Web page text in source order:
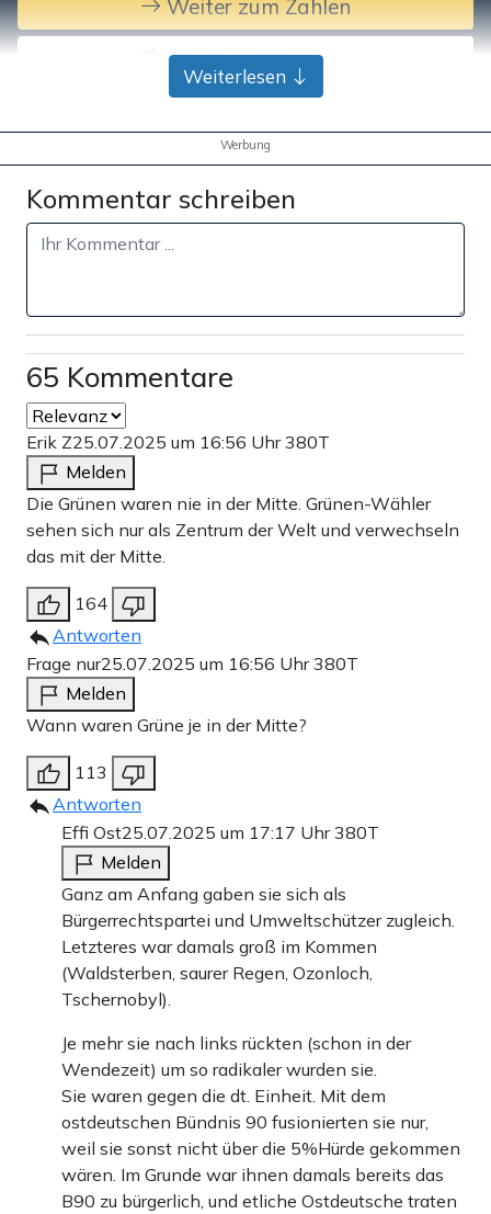
Weiter zum Zahlen
Bank-Überweisung
Weiterlesen
Werbung
Kommentar schreiben
65 Kommentare
Erik Z25.07.2025 um 16:56 Uhr380T
Melden
Die Grünen waren nie in der Mitte. Grünen-Wähler
sehen sich nur als Zentrum der Welt und verwechseln
das mit der Mitte.
164
Antworten
Frage nur25.07.2025 um 16:56 Uhr380T
Melden
Wann waren Grüne je in der Mitte?
113
Antworten
Effi Ost25.07.2025 um 17:17 Uhr380T
Melden
Ganz am Anfang gaben sie sich als
Bürgerrechtspartei und Umweltschützer zugleich.
Letzteres war damals groß im Kommen
(Waldsterben, saurer Regen, Ozonloch,
Tschernobyl).
Je mehr sie nach links rückten (schon in der
Wendezeit) um so radikaler wurden sie.
Sie waren gegen die dt. Einheit. Mit dem
ostdeutschen Bündnis 90 fusionierten sie nur,
weil sie sonst nicht über die 5%Hürde gekommen
wären. Im Grunde war ihnen damals bereits das
B90 zu bürgerlich, und etliche Ostdeutsche traten